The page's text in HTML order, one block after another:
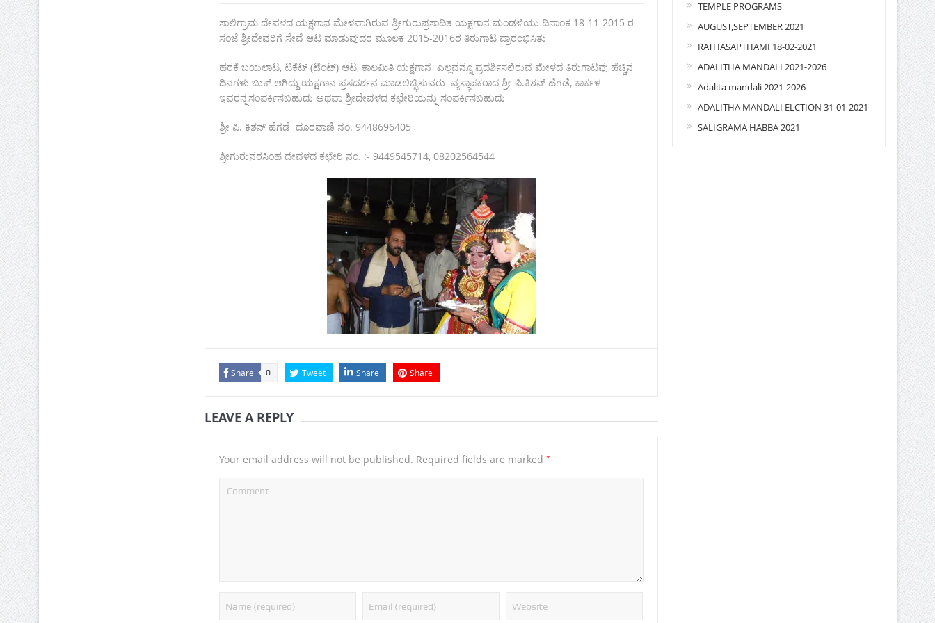
ಸಾಲಿಗ್ರಾಮ ದೇವಳದ ಯಕ್ಷಗಾನ ಮೇಳವಾಗಿರುವ ಶ್ರೀಗುರುಪ್ರಸಾದಿತ ಯಕ್ಷಗಾನ ಮಂಡಳಿಯು ದಿನಾಂಕ 18-11-2015 ರ
ಸಂಜೆ ಶ್ರೀದೇವರಿಗೆ ಸೇವೆ ಆಟ ಮಾಡುವುದರ ಮೂಲಕ 2015-2016ರ ತಿರುಗಾಟ ಪ್ರಾರಂಭಿಸಿತು
ಹರಕೆ ಬಯಲಾಟ, ಟಿಕೆಟ್ (ಟೆಂಟ್) ಆಟ, ಕಾಲಮಿತಿ ಯಕ್ಷಗಾನ ಎಲ್ಲವನ್ನೂ ಪ್ರದರ್ಶಿಸಲಿರುವ ಮೇಳದ ತಿರುಗಾಟವು ಹೆಚ್ಚಿನ
ದಿನಗಳು ಬುಕ್ ಆಗಿದ್ದು ಯಕ್ಷಗಾನ ಪ್ರಸದರ್ಶನ ಮಾಡಲಿಚ್ಛಿಸುವರು ವ್ಯಸ್ಥಾಪಕರಾದ ಶ್ರೀ ಪಿ.ಕಿಶನ್ ಹೆಗಡೆ, ಕಾರ್ಕಳ
ಇವರನ್ನಸಂಪರ್ಕಿಸಬಹುದು ಅಥವಾ ಶ್ರೀದೇವಳದ ಕಛೇರಿಯನ್ನು ಸಂಪರ್ಕಿಸಬಹುದು
ಶ್ರೀ ಪಿ. ಕಿಶನ್ ಹೆಗಡೆ ದೂರವಾಣಿ ನಂ. 9448696405
ಶ್ರೀಗುರುನರಸಿಂಹ ದೇವಳದ ಕಛೇರಿ ನಂ. :- 9449545714, 08202564544
Share 0 Tweet Share Share
LEAVE A REPLY
Your email address will not be published. Required fields are marked *
TEMPLE PROGRAMS
AUGUST,SEPTEMBER 2021
RATHASAPTHAMI 18-02-2021
ADALITHA MANDALI 2021-2026
Adalita mandali 2021-2026
ADALITHA MANDALI ELCTION 31-01-2021
SALIGRAMA HABBA 2021